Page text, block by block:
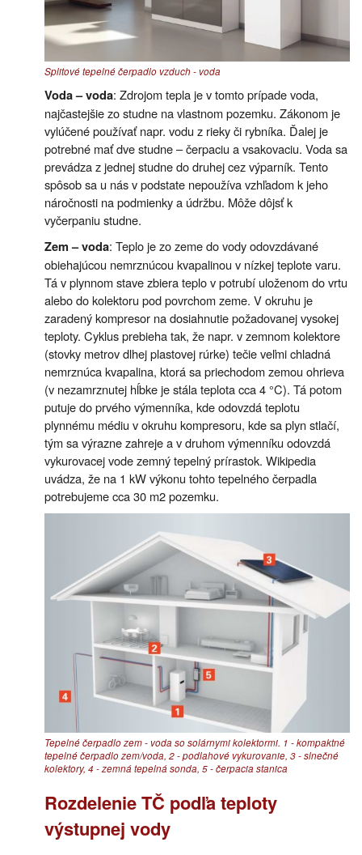
Splitové tepelné čerpadlo vzduch - voda
Voda – voda: Zdrojom tepla je v tomto prípade voda,
najčastejšie zo studne na vlastnom pozemku. Zákonom je
vylúčené používať napr. vodu z rieky či rybníka. Ďalej je
potrebné mať dve studne – čerpaciu a vsakovaciu. Voda sa
prevádza z jednej studne do druhej cez výparník. Tento
spôsob sa u nás v podstate nepoužíva vzhľadom k jeho
náročnosti na podmienky a údržbu. Môže dôjsť k
vyčerpaniu studne.
Zem – voda: Teplo je zo zeme do vody odovzdávané
obiehajúcou nemrznúcou kvapalinou v nízkej teplote varu.
Tá v plynnom stave zbiera teplo v potrubí uloženom do vrtu
alebo do kolektoru pod povrchom zeme. V okruhu je
zaradený kompresor na dosiahnutie požadovanej vysokej
teploty. Cyklus prebieha tak, že napr. v zemnom kolektore
(stovky metrov dlhej plastovej rúrke) tečie veľmi chladná
nemrznúca kvapalina, ktorá sa priechodom zemou ohrieva
(v nezamrznutej hĺbke je stála teplota cca 4 °C). Tá potom
putuje do prvého výmenníka, kde odovzdá teplotu
plynnému médiu v okruhu kompresoru, kde sa plyn stlačí,
tým sa výrazne zahreje a v druhom výmenníku odovzdá
vykurovacej vode zemný tepelný prírastok. Wikipedia
uvádza, že na 1 kW výkonu tohto tepelného čerpadla
potrebujeme cca 30 m2 pozemku.
Tepelné čerpadlo zem - voda so solárnymi kolektormi. 1 - kompaktné
tepelné čerpadlo zem/voda, 2 - podlahové vykurovanie, 3 - slnečné
kolektory, 4 - zemná tepelná sonda, 5 - čerpacia stanica
Rozdelenie TČ podľa teploty
výstupnej vody